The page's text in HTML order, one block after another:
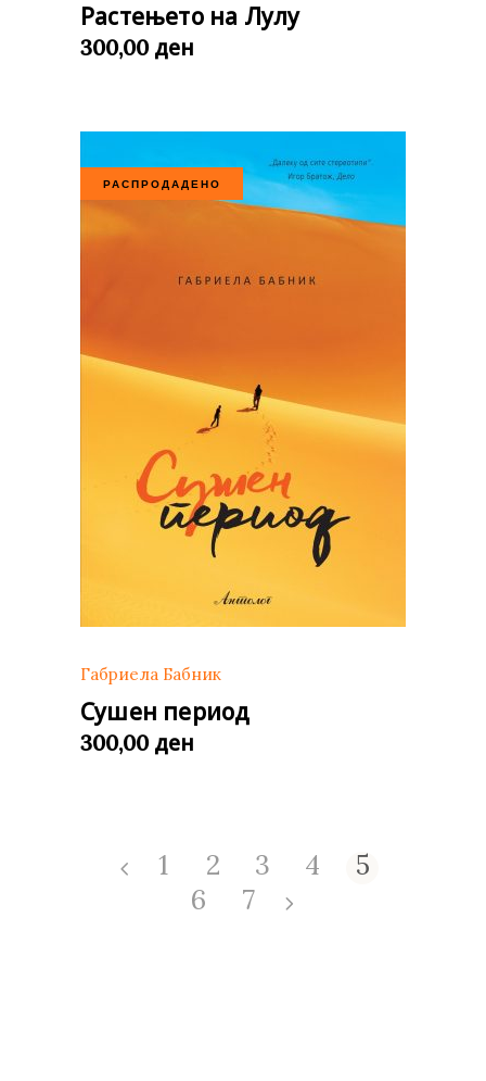
Растењето на Лулу
300,00 ден
РАСПРОДАДЕНО
Габриела Бабник
Сушен период
300,00 ден
1 2 3 4
5
6
7